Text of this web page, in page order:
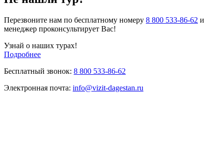
Перезвоните нам по бесплатному номеру 8 800 533-86-62 и
менеджер проконсультирует Вас!
Узнай о наших турах!
Подробнее
Бесплатный звонок: 8 800 533-86-62
Электронная почта: info@vizit-dagestan.ru